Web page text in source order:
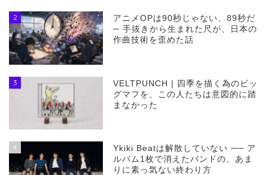
2
アニメOPは90秒じゃない、89秒だ
─ 手抜きから生まれた尺が、日本の
作曲技術を歪めた話
3
VELTPUNCH | 四季を描く為のビッ
グマフを、この人たちは意図的に踏
まなかった
4
Ykiki Beatは解散していない ── ア
ルバム1枚で消えたバンドの、あま
りに素っ気ない終わり方